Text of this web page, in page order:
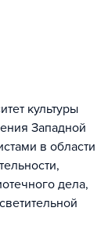
культуры
Западной
в области
дела,